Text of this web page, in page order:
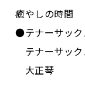
癒やしの時間
●テナーサック
テナーサッ
大正琴